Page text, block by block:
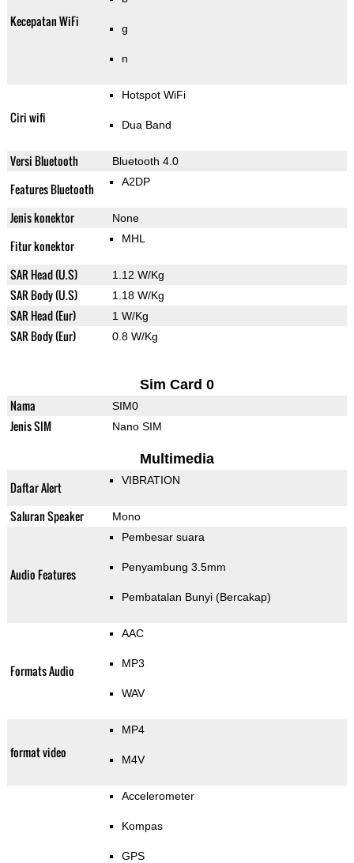
Kecepatan WiFi g
n
Ciri wifi
Hotspot WiFi
Dua Band
Versi Bluetooth Bluetooth 4.0
Features Bluetooth A2DP
Jenis konektor None
Fitur konektor MHL
SAR Head (U.S) 1.12 W/Kg
SAR Body (U.S) 1.18 W/Kg
SAR Head (Eur) 1 W/Kg
SAR Body (Eur) 0.8 W/Kg
Sim Card 0
Nama SIM0
Jenis SIM Nano SIM
Multimedia
Daftar Alert VIBRATION
Saluran Speaker Mono
Audio Features
Pembesar suara
Penyambung 3.5mm
Pembatalan Bunyi (Bercakap)
Formats Audio
AAC
MP3
WAV
format video
MP4
M4V
Accelerometer
Kompas
GPS